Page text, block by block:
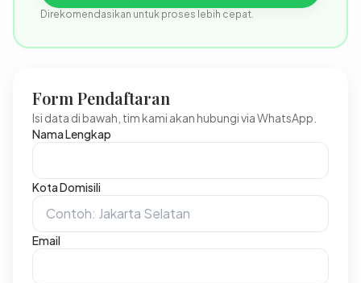
Direkomendasikan untuk proses lebih cepat.
Form Pendaftaran
Isi data di bawah, tim kami akan hubungi via WhatsApp.
Nama Lengkap
Kota Domisili
Email